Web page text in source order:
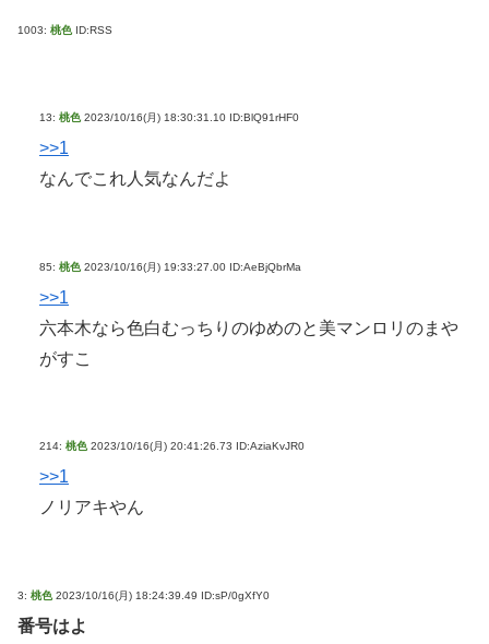
1003: 桃色 ID:RSS
13: 桃色 2023/10/16(月) 18:30:31.10 ID:BlQ91rHF0
>>1
なんでこれ人気なんだよ
85: 桃色 2023/10/16(月) 19:33:27.00 ID:AeBjQbrMa
>>1
六本木なら色白むっちりのゆめのと美マンロリのまや
がすこ
214: 桃色 2023/10/16(月) 20:41:26.73 ID:AziaKvJR0
>>1
ノリアキやん
3: 桃色 2023/10/16(月) 18:24:39.49 ID:sP/0gXfY0
番号はよ